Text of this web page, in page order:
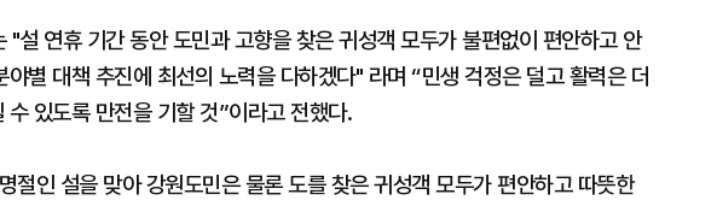
"설 연휴 기간 동안 도민과 고향을 찾은 귀성객 모두가 불편없이 편안하고 안
별 대책 추진에 최선의 노력을 다하겠다" 라며 “민생 걱정은 덜고 활력은 더
있도록 만전을 기할 것”이라고 전했다.
절인 설을 맞아 강원도민은 물론 도를 찾은 귀성객 모두가 편안하고 따뜻한